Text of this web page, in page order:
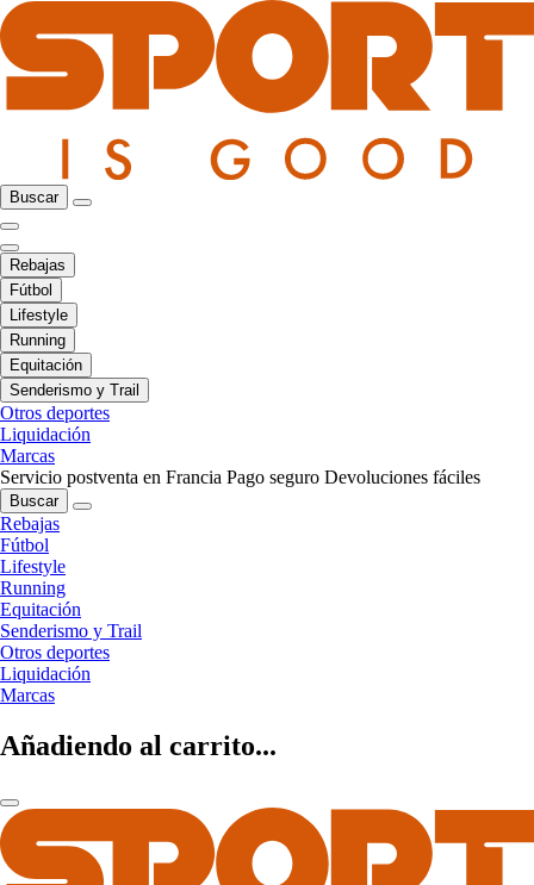
Buscar
Rebajas
Fútbol
Lifestyle
Running
Equitación
Senderismo y Trail
Otros deportes
Liquidación
Marcas
Servicio postventa en Francia Pago seguro Devoluciones fáciles
Buscar
Rebajas
Fútbol
Lifestyle
Running
Equitación
Senderismo y Trail
Otros deportes
Liquidación
Marcas
Añadiendo al carrito...